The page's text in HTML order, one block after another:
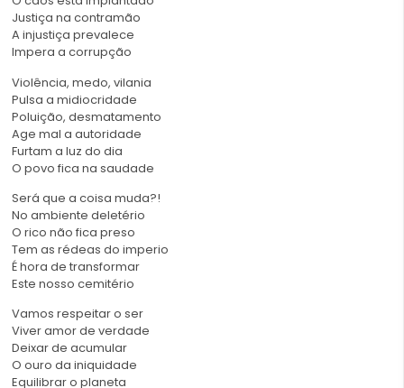
Justiça na contramão
A injustiça prevalece
Impera a corrupção
Violência, medo, vilania
Pulsa a midiocridade
Poluição, desmatamento
Age mal a autoridade
Furtam a luz do dia
O povo fica na saudade
Será que a coisa muda?!
No ambiente deletério
O rico não fica preso
Tem as rédeas do imperio
É hora de transformar
Este nosso cemitério
Vamos respeitar o ser
Viver amor de verdade
Deixar de acumular
O ouro da iniquidade
Equilibrar o planeta